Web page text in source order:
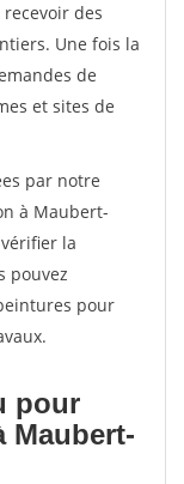
des
Une fois la
de
et sites de
par notre
à Maubert-
la
pouvez
pour
pour
Maubert-